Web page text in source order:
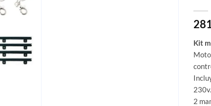
Kit
230v.
2